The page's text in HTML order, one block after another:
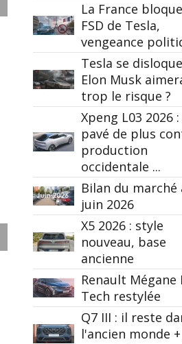
La France
FSD de Tesla,
vengeance
Tesla se
Elon Musk
trop le risque ?
Xpeng L03 2026
pavé de plus
production
occidentale ...
Bilan du marché
juin 2026
X5 2026 : style
nouveau, base
ancienne
Renault Mégane
Tech restylée
Q7 III : il reste
l'ancien monde